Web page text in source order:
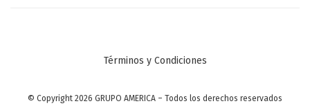
Términos y Condiciones
© Copyright 2026 GRUPO AMERICA – Todos los derechos reservados